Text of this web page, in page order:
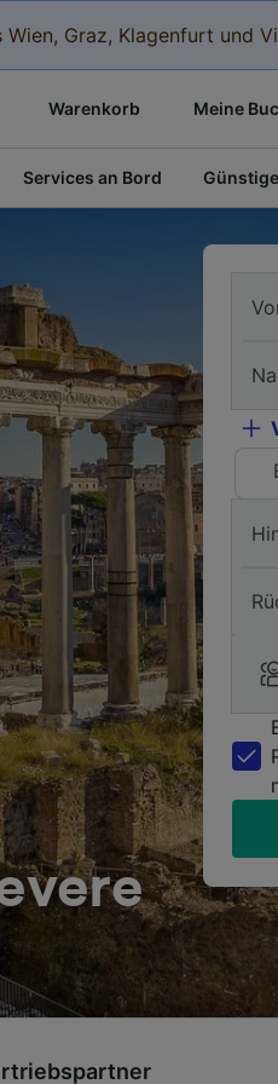
Graz, Klagenfurt und
Warenkorb Meine
Services an Bord